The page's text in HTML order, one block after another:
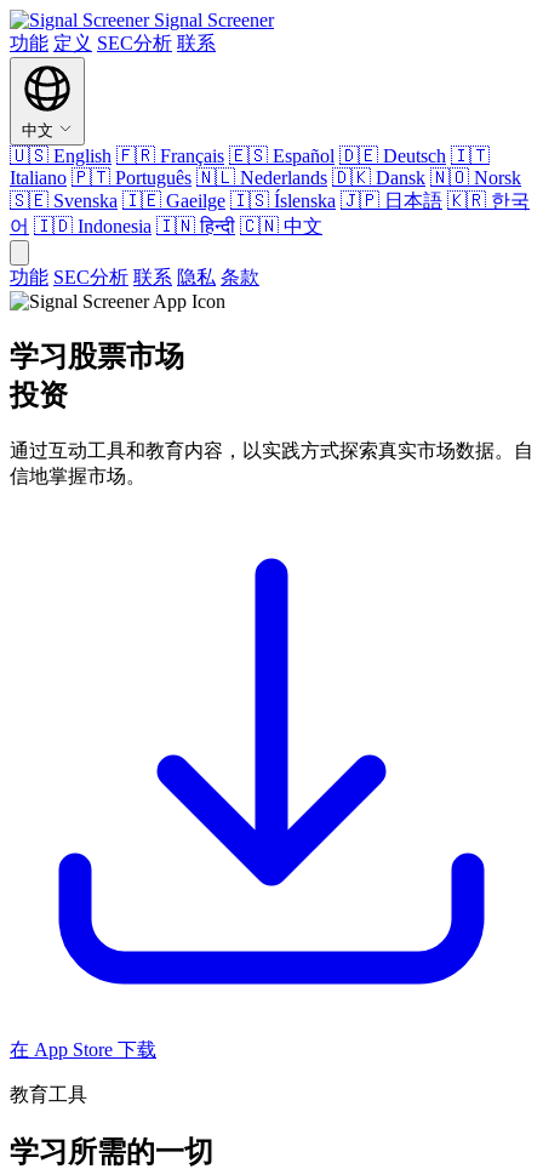
Signal Screener
功能 定义 SEC分析 联系
中文
🇺🇸 English 🇫🇷 Français 🇪🇸 Español 🇩🇪 Deutsch 🇮🇹
Italiano 🇵🇹 Português 🇳🇱 Nederlands 🇩🇰 Dansk 🇳🇴 Norsk
🇸🇪 Svenska 🇮🇪 Gaeilge 🇮🇸 Íslenska 🇯🇵 日本語 🇰🇷 한국
어 🇮🇩 Indonesia 🇮🇳हिन्दी 🇨🇳 中文
功能 SEC分析 联系 隐私 条款
学习股票市场
投资
通过互动工具和教育内容，以实践方式探索真实市场数据。自
信地掌握市场。
在 App Store 下载
教育工具
学习所需的一切